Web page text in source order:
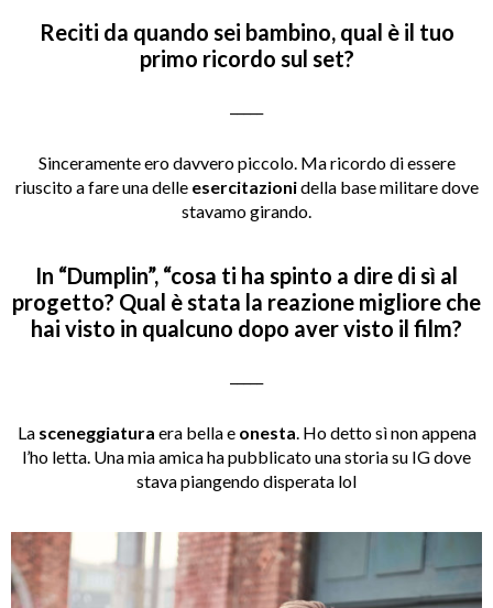
Reciti da quando sei bambino, qual è il tuo
primo ricordo sul set?
Sinceramente ero davvero piccolo. Ma ricordo di essere
riuscito a fare una delle esercitazionidella base militare dove
stavamo girando.
In “Dumplin”, “cosa ti ha spinto a dire di sì al
progetto? Qual è stata la reazione migliore che
hai visto in qualcuno dopo aver visto il film?
La sceneggiatura era bella e onesta. Ho detto sì non appena
l’ho letta. Una mia amica ha pubblicato una storia su IG dove
stava piangendo disperata lol